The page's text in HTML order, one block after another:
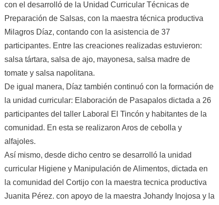
con el desarrolló de la Unidad Curricular Técnicas de
Preparación de Salsas, con la maestra técnica productiva
Milagros Díaz, contando con la asistencia de 37
participantes. Entre las creaciones realizadas estuvieron:
salsa tártara, salsa de ajo, mayonesa, salsa madre de
tomate y salsa napolitana.
De igual manera, Díaz también continuó con la formación de
la unidad curricular: Elaboración de Pasapalos dictada a 26
participantes del taller Laboral El Tincón y habitantes de la
comunidad. En esta se realizaron Aros de cebolla y
alfajoles.
Así mismo, desde dicho centro se desarrolló la unidad
curricular Higiene y Manipulación de Alimentos, dictada en
la comunidad del Cortijo con la maestra tecnica productiva
Juanita Pérez. con apoyo de la maestra Johandy Inojosa y la